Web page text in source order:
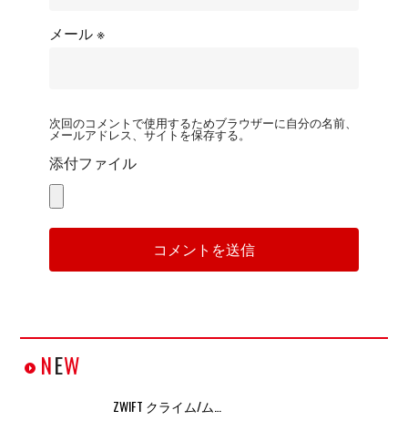
メール※
次回のコメントで使用するためブラウザーに自分の名前、
メールアドレス、サイトを保存する。
添付ファイル
NEW
ZWIFT クライム/ム…